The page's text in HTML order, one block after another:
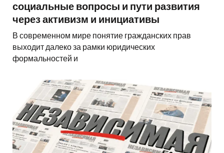
социальные вопросы и пути развития
через активизм и инициативы
В современном мире понятие гражданских прав
выходит далеко за рамки юридических
формальностей и